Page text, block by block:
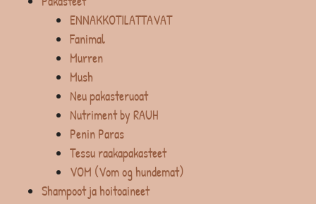
ENNAKKOTILATTAVAT
Fanimal
Murren
Mush
Neu pakasteruoat
Nutriment by RAUH
Penin Paras
Tessu raakapakasteet
VOM (Vom og hundemat)
Shampoot ja hoitoaineet